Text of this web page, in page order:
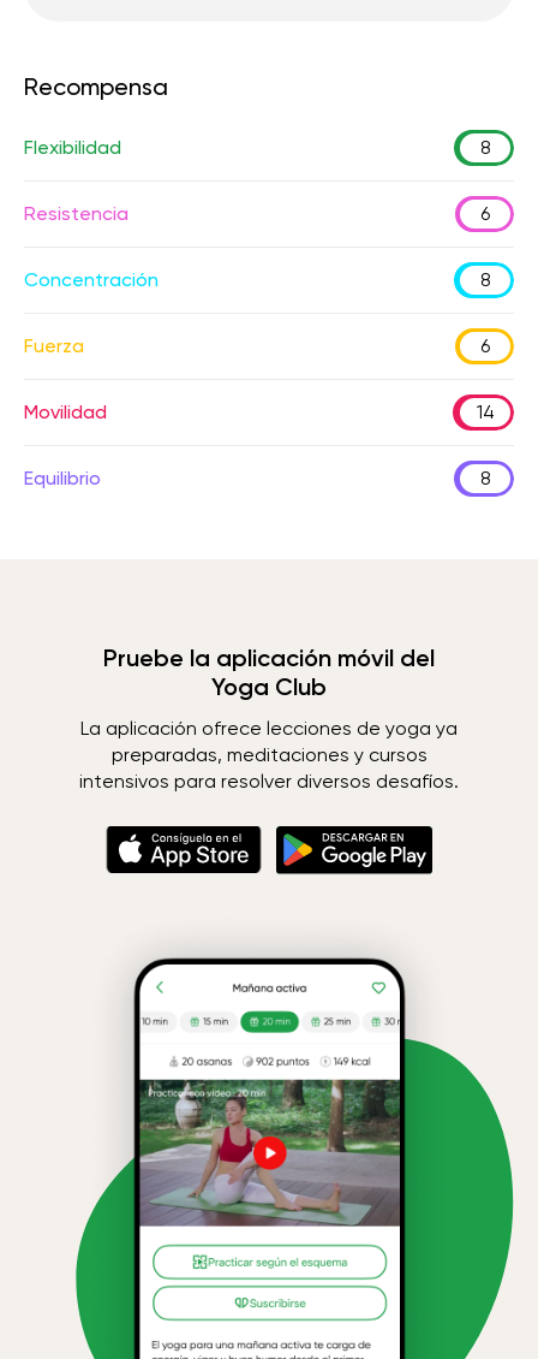
Recompensa
Flexibilidad 8
Resistencia 6
Concentración 8
Fuerza 6
Movilidad 14
Equilibrio 8
Pruebe la aplicación móvil del
Yoga Club
La aplicación ofrece lecciones de yoga ya
preparadas, meditaciones y cursos
intensivos para resolver diversos desafíos.